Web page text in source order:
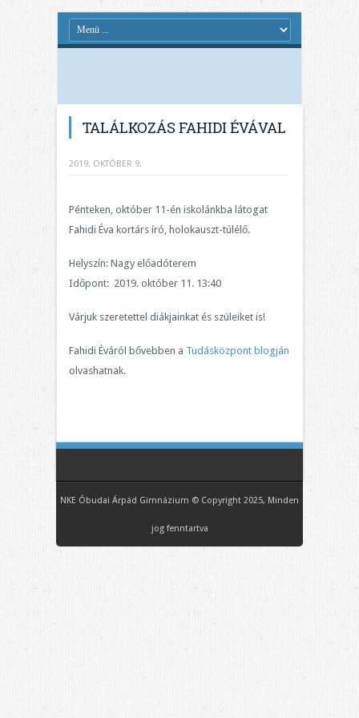
TALÁLKOZÁS FAHIDI ÉVÁVAL
2019. OKTÓBER 9.
Pénteken, október 11-én iskolánkba látogat
Fahidi Éva kortárs író, holokauszt-túlélő.
Helyszín: Nagy előadóterem
Időpont: 2019. október 11. 13:40
Várjuk szeretettel diákjainkat és szüleiket is!
Fahidi Éváról bővebben a Tudásközpont blogján
olvashatnak.
NKE Óbudai Árpád Gimnázium © Copyright 2025, Minden
jog fenntartva